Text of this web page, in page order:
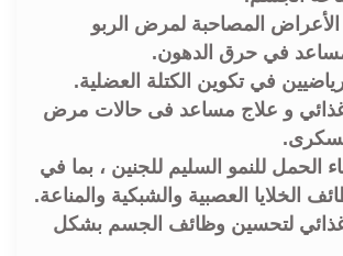
المصاحبة لمرض الربو
في حرق الدهون.
في تكوين الكتلة العضلية.
و علاج مساعد فى حالات مرض
الحمل للنمو السليم للجنين ، بما في
الخلايا العصبية والشبكية والمناعة.
لتحسين وظائف الجسم بشكل